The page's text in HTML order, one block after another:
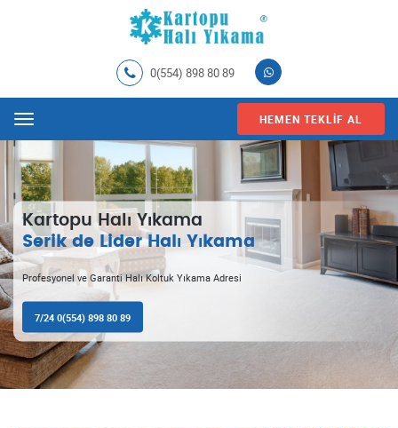
0(554) 898 80 89
Menu HEMEN TEKLIF AL
Kartopu Halı Yıkama !
İşimizi severek yapıyoruz.
Serik de garantili halı yıkama ve temizlemenin doğru adresi.
7/24 0(554) 898 80 89